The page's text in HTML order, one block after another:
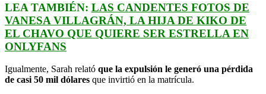
LEA TAMBIÉN: LAS CANDENTES FOTOS DE
VANESA VILLAGRÁN, LA HIJA DE KIKO DE
EL CHAVO QUE QUIERE SER ESTRELLA EN
ONLYFANS
Igualmente, Sarah relató que la expulsión le generó una pérdida
de casi 50 mil dólares que invirtió en la matrícula.